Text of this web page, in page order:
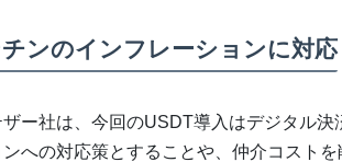
ンのインフレーションに対応
ザー社は、今回のUSDT導入はデジタル
ンへの対応策とすることや、仲介コスト